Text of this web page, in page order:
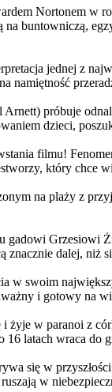
Nortonem w
buntowniczą,
jednej z
namiętność
próbuje
dzieci,
filmu!
który chce
na plaży z
Grzesiowi
dalej, niż
w swoim
i gotowy na
w paranoi z
latach wraca
się w
w